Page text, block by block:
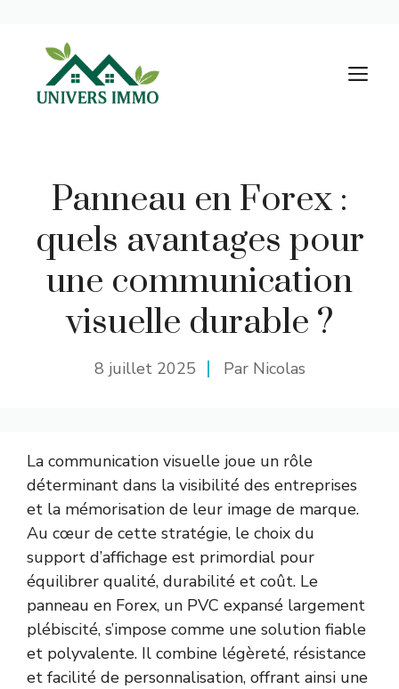
contenu
Panneau en Forex :
quels avantages pour
une communication
visuelle durable ?
8 juillet 2025 Par Nicolas
La communication visuelle joue un rôle
déterminant dans la visibilité des entreprises
et la mémorisation de leur image de marque.
Au cœur de cette stratégie, le choix du
support d’affichage est primordial pour
équilibrer qualité, durabilité et coût. Le
panneau en Forex, un PVC expansé largement
plébiscité, s’impose comme une solution fiable
et polyvalente. Il combine légèreté, résistance
et facilité de personnalisation, offrant ainsi une